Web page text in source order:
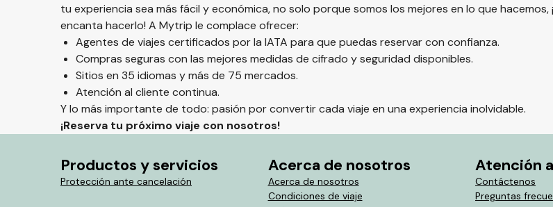
tu experiencia sea más fácil y económica, no solo porque somos los mejores en lo que hacemos,
encanta hacerlo! A Mytrip le complace ofrecer:
Agentes de viajes certificados por la IATA para que puedas reservar con confianza.
Compras seguras con las mejores medidas de cifrado y seguridad disponibles.
Sitios en 35 idiomas y más de 75 mercados.
Atención al cliente continua.
Y lo más importante de todo: pasión por convertir cada viaje en una experiencia inolvidable.
¡Reserva tu próximo viaje con nosotros!
Productos y servicios
Protección ante cancelación
Acerca de nosotros
Acerca de nosotros
Condiciones de viaje
Atención
Contáctenos
Preguntas